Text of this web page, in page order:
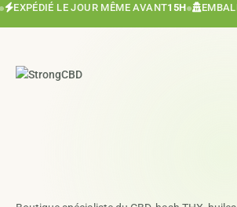
LE JOUR MÊME AVANT15H●